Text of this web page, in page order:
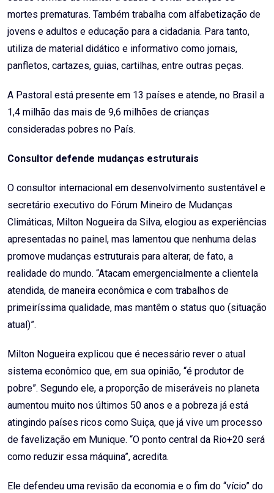
mortes prematuras. Também trabalha com alfabetização de
jovens e adultos e educação para a cidadania. Para tanto,
utiliza de material didático e informativo como jornais,
panfletos, cartazes, guias, cartilhas, entre outras peças.
A Pastoral está presente em 13 países e atende, no Brasil a
1,4 milhão das mais de 9,6 milhões de crianças
consideradas pobres no País.
Consultor defende mudanças estruturais
O consultor internacional em desenvolvimento sustentável e
secretário executivo do Fórum Mineiro de Mudanças
Climáticas, Milton Nogueira da Silva, elogiou as experiências
apresentadas no painel, mas lamentou que nenhuma delas
promove mudanças estruturais para alterar, de fato, a
realidade do mundo. “Atacam emergencialmente a clientela
atendida, de maneira econômica e com trabalhos de
primeiríssima qualidade, mas mantêm o status quo (situação
atual)”.
Milton Nogueira explicou que é necessário rever o atual
sistema econômico que, em sua opinião, “é produtor de
pobre”. Segundo ele, a proporção de miseráveis no planeta
aumentou muito nos últimos 50 anos e a pobreza já está
atingindo países ricos como Suiça, que já vive um processo
de favelização em Munique. “O ponto central da Rio+20 será
como reduzir essa máquina”, acredita.
Ele defendeu uma revisão da economia e o fim do “vício” do